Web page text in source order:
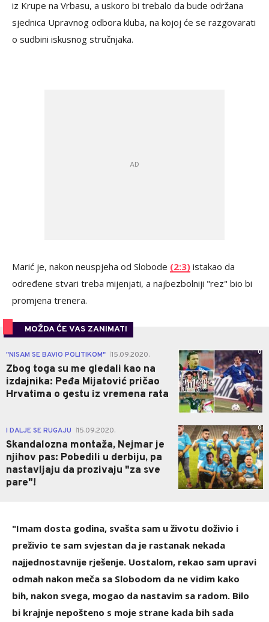
iz Krupe na Vrbasu, a uskoro bi trebalo da bude održana
sjednica Upravnog odbora kluba, na kojoj će se razgovarati
o sudbini iskusnog stručnjaka.
Marić je, nakon neuspjeha od Slobode (2:3) istakao da
određene stvari treba mijenjati, a najbezbolniji "rez" bio bi
promjena trenera.
MOŽDA ĆE VAS ZANIMATI
"NISAM SE BAVIO POLITIKOM" 15.09.2020.
Zbog toga su me gledali kao na
izdajnika: Peđa Mijatović pričao
Hrvatima o gestu iz vremena rata
0
I DALJE SE RUGAJU 15.09.2020.
Skandalozna montaža, Nejmar je
njihov pas: Pobedili u derbiju, pa
nastavljaju da prozivaju "za sve
pare"!
0
"Imam dosta godina, svašta sam u životu doživio i
preživio te sam svjestan da je rastanak nekada
najjednostavnije rješenje. Uostalom, rekao sam upravi
odmah nakon meča sa Slobodom da ne vidim kako
bih, nakon svega, mogao da nastavim sa radom. Bilo
bi krajnje nepošteno s moje strane kada bih sada